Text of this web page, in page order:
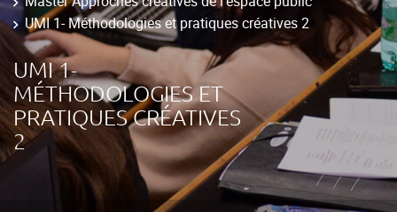
UMI 1- Méthodologies et pratiques créatives 2
UMI 1-
MÉTHODOLOGIES ET
PRATIQUES CRÉATIVES
2